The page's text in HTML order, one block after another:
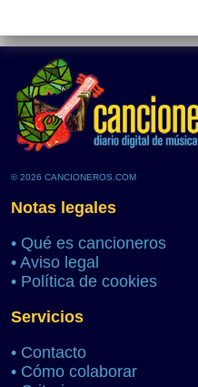
© 2026 CANCIONEROS.COM
Notas legales
• Qué es cancioneros
• Aviso legal
• Política de cookies
Servicios
• Contacto
• Cómo colaborar